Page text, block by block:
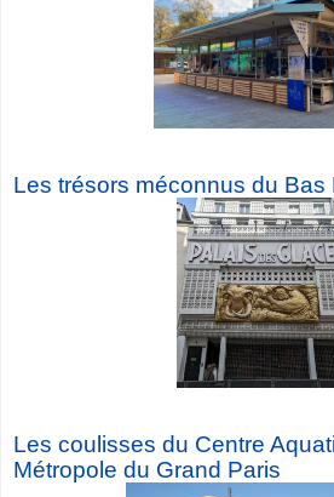
Les trésors méconnus du Bas
Les coulisses du Centre
Métropole du Grand Paris